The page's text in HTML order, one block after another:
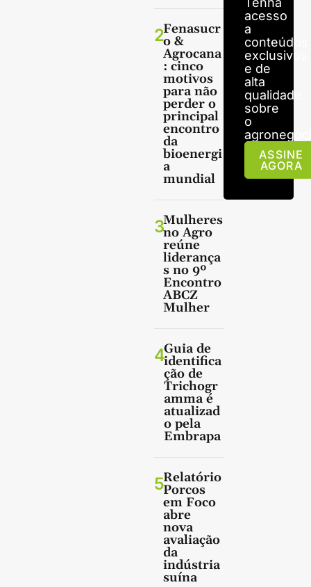
2Fenasucr
o &
Agrocana
: cinco
motivos
para não
perder o
principal
encontro
da
bioenergi
a
mundial
3Mulheres
no Agro
reúne
liderança
s no 9º
Encontro
ABCZ
Mulher
4Guia de
identifica
ção de
Trichogr
amma é
atualizad
o pela
Embrapa
5Relatório
Porcos
em Foco
abre
nova
avaliação
da
indústria
suína
acesso
a
conteúdos
exclusivos
e de
alta
qualidade
sobre
o
ASSINE
AGORA